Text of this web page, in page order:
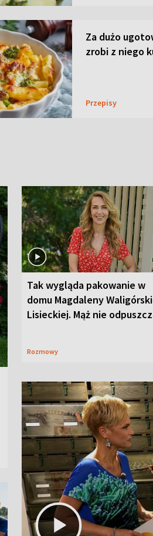
Za dużo
zrobi z niego
Przepisy
Tak wygląda pakowanie w
domu Magdaleny
Lisieckiej. Mąż nie
Rozmowy